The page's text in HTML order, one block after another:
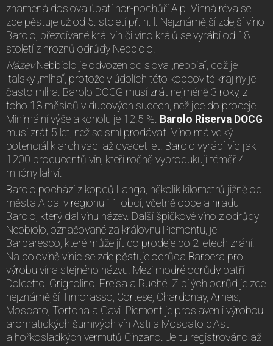
znamená doslova úpatí hor-podhůří Alp. Vinná réva se
zde pěstuje už od 5. století př. n. l. Nejznámější zdejší víno
Barolo, přezdívané král vín či víno králů se vyrábí od 18.
století z hroznů odrůdy Nebbiolo.
NázevNebbiolo je odvozen od slova „nebbia“, což je
italsky „mlha“, protože v údolích této kopcovité krajiny je
často mlha. Barolo DOCG musí zrát nejméně 3 roky, z
toho 18 měsíců v dubových sudech, než jde do prodeje.
Minimální výše alkoholu je 12.5 %. Barolo Riserva DOCG
musí zrát 5 let, než se smí prodávat. Víno má velký
potenciál k archivaci až dvacet let. Barolo vyrábí víc jak
1200 producentů vín, kteří ročně vyprodukují téměř 4
milióny lahví.
Barolo pochází z kopců Langa, několik kilometrů jižně od
města Alba, v regionu 11 obcí, včetně obce a hradu
Barolo, který dal vínu název. Další špičkové víno z odrůdy
Nebbiolo, označované za královnu Piemontu, je
Barbaresco, které může jít do prodeje po 2 letech zrání.
Na polovině vinic se zde pěstuje odrůda Barbera pro
výrobu vína stejného názvu. Mezi modré odrůdy patří
Dolcetto, Grignolino, Freisa a Ruché. Z bílých odrůd je zde
nejznámější Timorasso, Cortese, Chardonay, Arneis,
Moscato, Tortona a Gavi. Piemont je proslaven i výrobou
aromatických šumivých vín Asti a Moscato d'Asti
a hořkosladkých vermutů Cinzano. Je tu registrováno až